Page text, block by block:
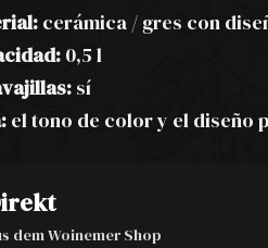
cerámica / gres con
0,5 l
sí
el tono de color y el diseño
dem Woinemer Shop